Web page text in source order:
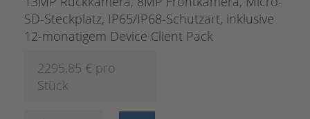
SD-Steckplatz, IP65/IP68-Schutzart, inklusive
12-monatigem Device Client Pack
2295,85 € pro
Stück